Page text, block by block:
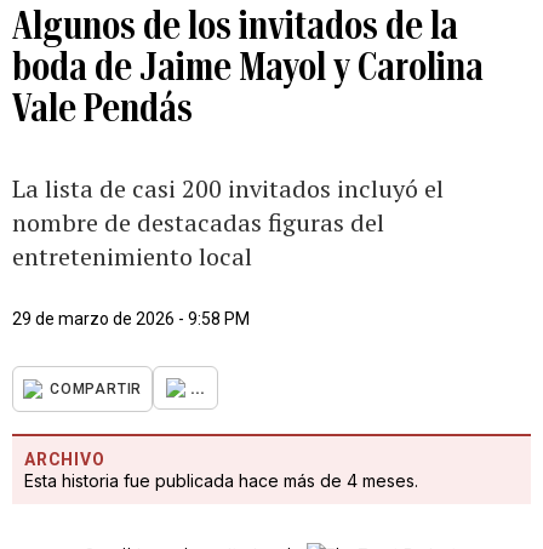
Algunos de los invitados de la
boda de Jaime Mayol y Carolina
Vale Pendás
La lista de casi 200 invitados incluyó el
nombre de destacadas figuras del
entretenimiento local
29 de marzo de 2026 - 9:58 PM
COMPARTIR ...
ARCHIVO
Esta historia fue publicada hace más de 4 meses.